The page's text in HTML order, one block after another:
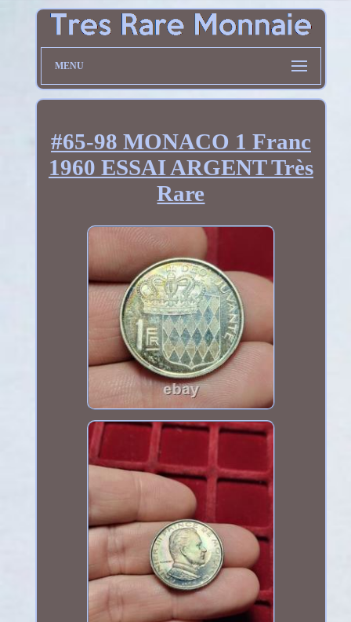
MENU
#65-98 MONACO 1 Franc
1960 ESSAI ARGENT Très
Rare